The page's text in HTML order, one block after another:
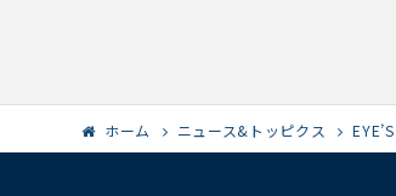
ホーム ニュース&トッピクス EYE’S